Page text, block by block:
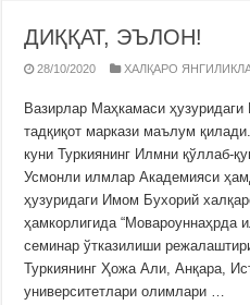
ДИҚҚАТ, ЭЪЛОН!
28/10/2020 ХАЛҚАРО
Вазирлар Маҳкамаси
тадқиқот маркази маълум
куни Туркиянинг Илмни қўллаб-
Усмонли илмлар Академияси
ҳузуридаги Имом Бухорий
ҳамкорлигида “Мовароуннаҳрда
семинар ўтказилиши
Туркиянинг Ҳожа Али, Анқара,
университетлари олимлари …